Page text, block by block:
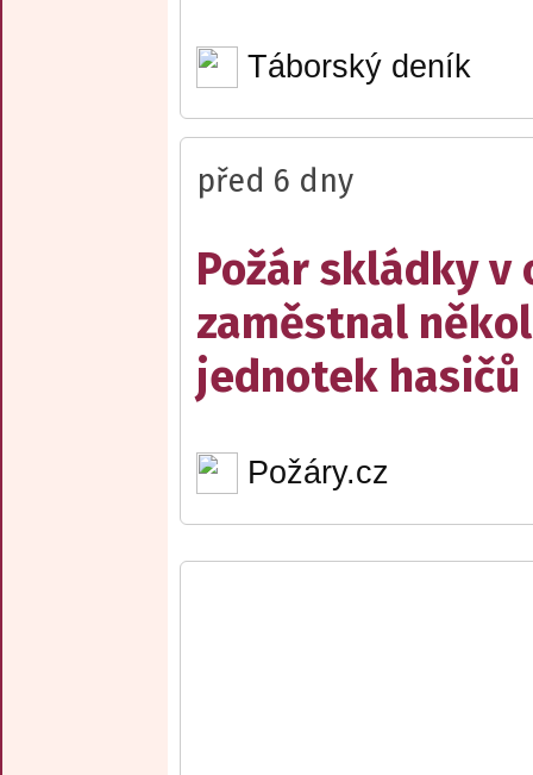
Táborský deník
před 6 dny
Požár skládky v
zaměstnal
jednotek hasičů
Požáry.cz